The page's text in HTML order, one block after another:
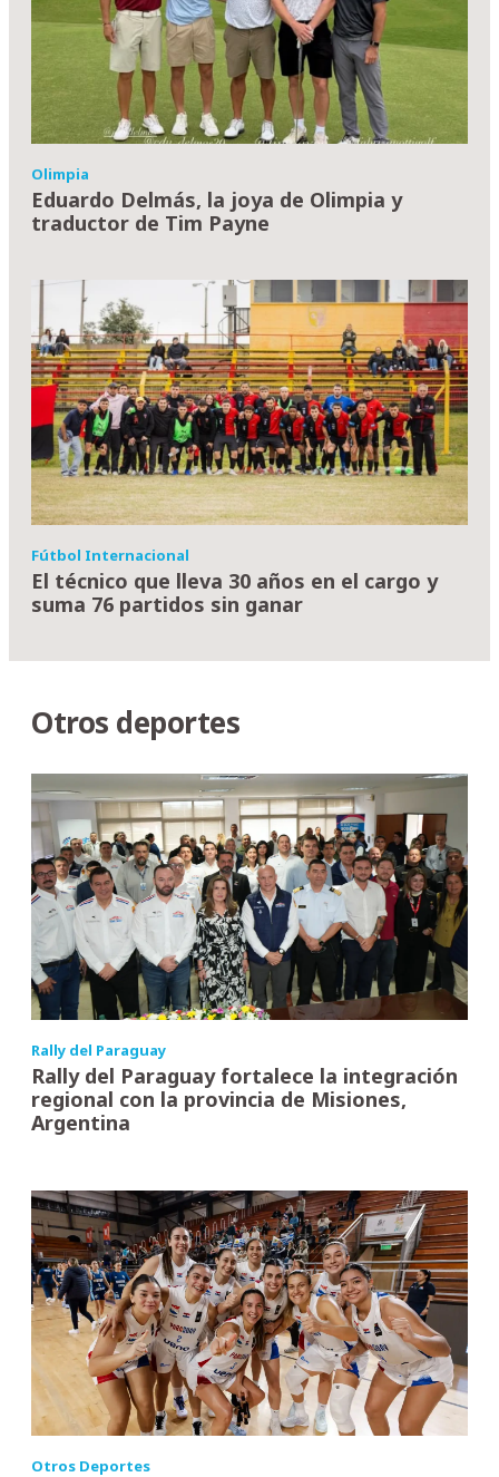
Olimpia
Eduardo Delmás, la joya de Olimpia y
traductor de Tim Payne
Fútbol Internacional
El técnico que lleva 30 años en el cargo y
suma 76 partidos sin ganar
Otros deportes
Rally del Paraguay
Rally del Paraguay fortalece la integración
regional con la provincia de Misiones,
Argentina
Otros Deportes